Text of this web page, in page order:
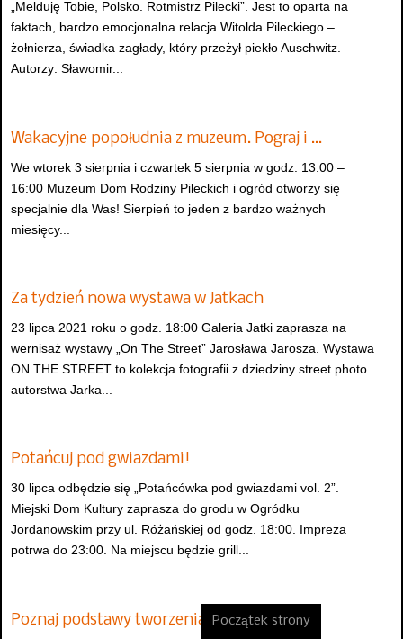
„Melduję Tobie, Polsko. Rotmistrz Pilecki”. Jest to oparta na
faktach, bardzo emocjonalna relacja Witolda Pileckiego –
żołnierza, świadka zagłady, który przeżył piekło Auschwitz.
Autorzy: Sławomir...
Wakacyjne popołudnia z muzeum. Pograj i …
We wtorek 3 sierpnia i czwartek 5 sierpnia w godz. 13:00 –
16:00 Muzeum Dom Rodziny Pileckich i ogród otworzy się
specjalnie dla Was! Sierpień to jeden z bardzo ważnych
miesięcy...
Za tydzień nowa wystawa w Jatkach
23 lipca 2021 roku o godz. 18:00 Galeria Jatki zaprasza na
wernisaż wystawy „On The Street” Jarosława Jarosza. Wystawa
ON THE STREET to kolekcja fotografii z dziedziny street photo
autorstwa Jarka...
Potańcuj pod gwiazdami!
30 lipca odbędzie się „Potańcówka pod gwiazdami vol. 2”.
Miejski Dom Kultury zaprasza do grodu w Ogródku
Jordanowskim przy ul. Różańskiej od godz. 18:00. Impreza
potrwa do 23:00. Na miejscu będzie grill...
Poznaj podstawy tworzenia muralu!Początek strony